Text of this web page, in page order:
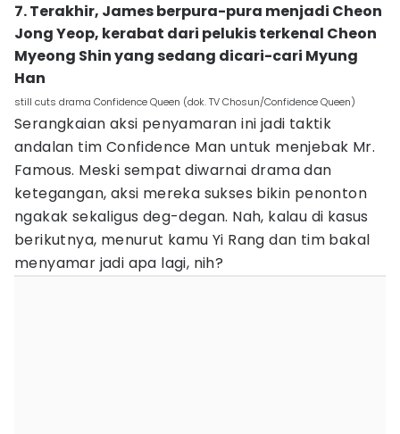
7. Terakhir, James berpura-pura menjadi Cheon
Jong Yeop, kerabat dari pelukis terkenal Cheon
Myeong Shin yang sedang dicari-cari Myung
Han
still cuts drama Confidence Queen (dok. TV Chosun/Confidence Queen)
Serangkaian aksi penyamaran ini jadi taktik
andalan tim Confidence Man untuk menjebak Mr.
Famous. Meski sempat diwarnai drama dan
ketegangan, aksi mereka sukses bikin penonton
ngakak sekaligus deg-degan. Nah, kalau di kasus
berikutnya, menurut kamu Yi Rang dan tim bakal
menyamar jadi apa lagi, nih?